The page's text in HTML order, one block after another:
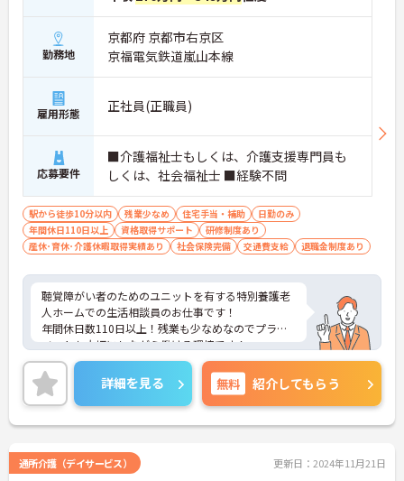
勤務地
京都府 京都市右京区
京福電気鉄道嵐山本線
雇用形態 正社員(正職員)
応募要件
■介護福祉士もしくは、介護支援専門員も
しくは、社会福祉士 ■経験不問
駅から徒歩10分以内 残業少なめ 住宅手当・補助
日勤のみ
年間休日110日以上
資格取得サポート
研修制度あり
産休･育休･介護休暇取得実績あり
社会保険完備 交通費支給 退職金制度あり
聴覚障がい者のためのユニットを有する特別養護老
人ホームでの生活相談員のお仕事です！
年間休日数110日以上！残業も少なめなのでプライ
ベートも大切にしながら働ける環境です！
ご興味ある方には、面接のポイントなど、さらに詳
細をお話致しますのでお気軽にご相談ください。プ
リセプター制度がありますので、教育体制も充実し
ております。
2020年4月の入社も可能ですのでぜひ一度ご相談下
詳細を見る 無料 紹介してもらう
通所介護（デイサービス） 更新日：2024年11月21日